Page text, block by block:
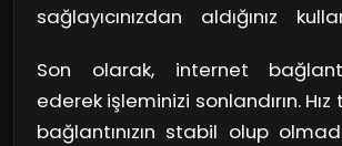
sağlayıcınızdan aldığınız
bilgileri girmek hayati önem
Son olarak, internet
ederek işleminizi sonlandırın.
bağlantınızın stabil olup